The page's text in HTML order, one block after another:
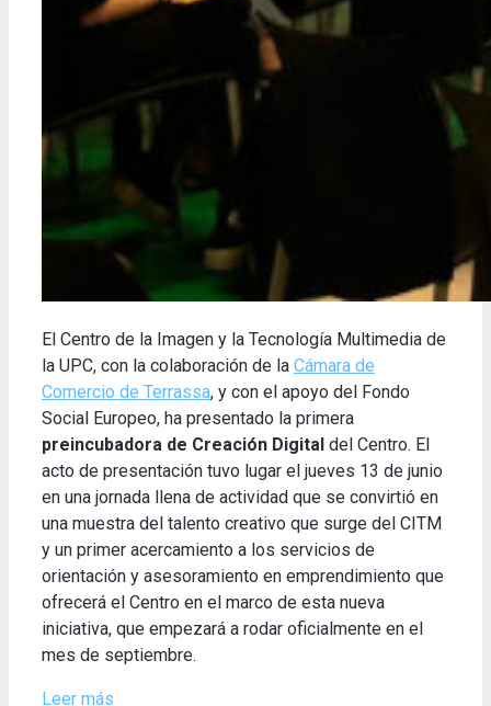
El Centro de la Imagen y la Tecnología Multimedia de
la UPC, con la colaboración de la Cámara de
Comercio de Terrassa, y con el apoyo del Fondo
Social Europeo, ha presentado la primera
preincubadora de Creación Digital del Centro. El
acto de presentación tuvo lugar el jueves 13 de junio
en una jornada llena de actividad que se convirtió en
una muestra del talento creativo que surge del CITM
y un primer acercamiento a los servicios de
orientación y asesoramiento en emprendimiento que
ofrecerá el Centro en el marco de esta nueva
iniciativa, que empezará a rodar oficialmente en el
mes de septiembre.
Leer más